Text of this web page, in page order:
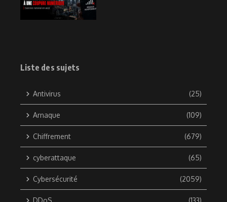
Liste des sujets
Antivirus (25)
Arnaque (109)
Chiffrement (679)
cyberattaque (65)
Cybersécurité (2059)
DDoS (133)